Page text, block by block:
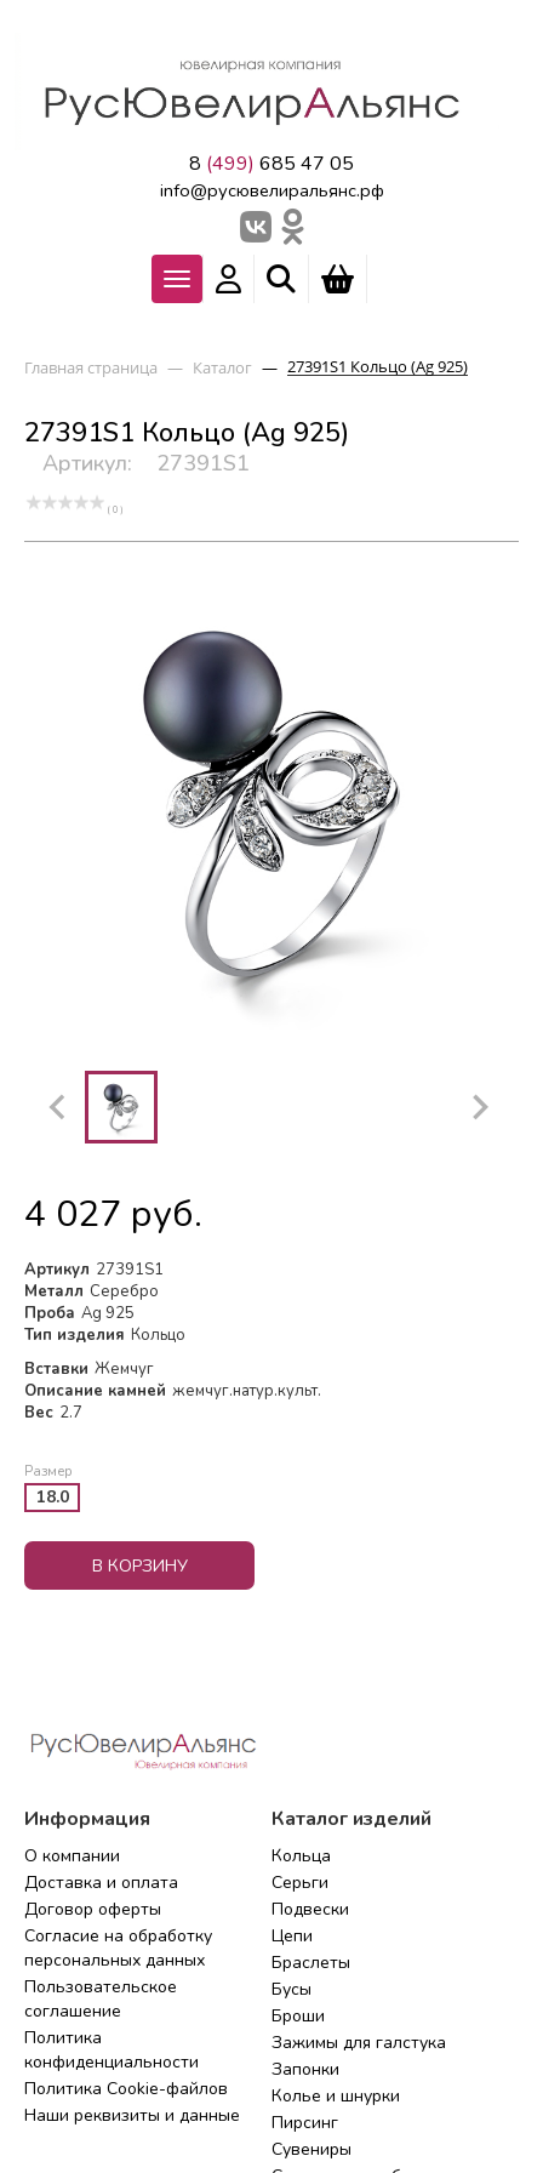
8 (499) 685 47 05
info@русювелиральянс.рф
Главная страница — Каталог — 27391S1 Кольцо (Ag 925)
27391S1 Кольцо (Ag 925)
Артикул: 27391S1
( 0 )
4 027 руб.
Артикул 27391S1
Металл Серебро
Проба Ag 925
Тип изделия Кольцо
Вставки Жемчуг
Описание камней жемчуг.натур.культ.
Вес 2.7
Размер
18.0
В КОРЗИНУ
Информация
О компании
Доставка и оплата
Договор оферты
Согласие на обработку
персональных данных
Пользовательское
соглашение
Политика
конфиденциальности
Политика Cookie-файлов
Наши реквизиты и данные
Каталог изделий
Кольца
Серьги
Подвески
Цепи
Браслеты
Бусы
Броши
Зажимы для галстука
Запонки
Колье и шнурки
Пирсинг
Сувениры